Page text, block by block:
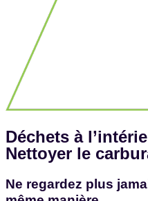
Déchets à
Nettoyer le
Ne regardez plus